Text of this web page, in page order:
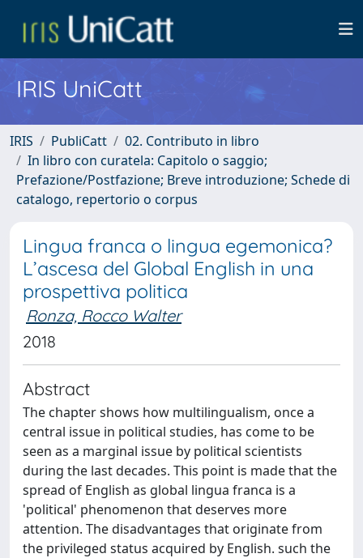
IRIS UniCatt
IRIS PubliCatt
02. Contributo in libro
In libro con curatela: Capitolo o saggio;
Prefazione/Postfazione; Breve introduzione; Schede di
catalogo, repertorio o corpus
Lingua franca o lingua egemonica?
L’ascesa del Global English in una
prospettiva politica
Ronza, Rocco Walter
2018
Abstract
The chapter shows how multilingualism, once a
central issue in political studies, has come to be
seen as a marginal issue by political scientists
during the last decades. This point is made that the
spread of English as global lingua franca is a
'political' phenomenon that deserves more
attention. The disadvantages that originate from
the privileged status acquired by English. such the